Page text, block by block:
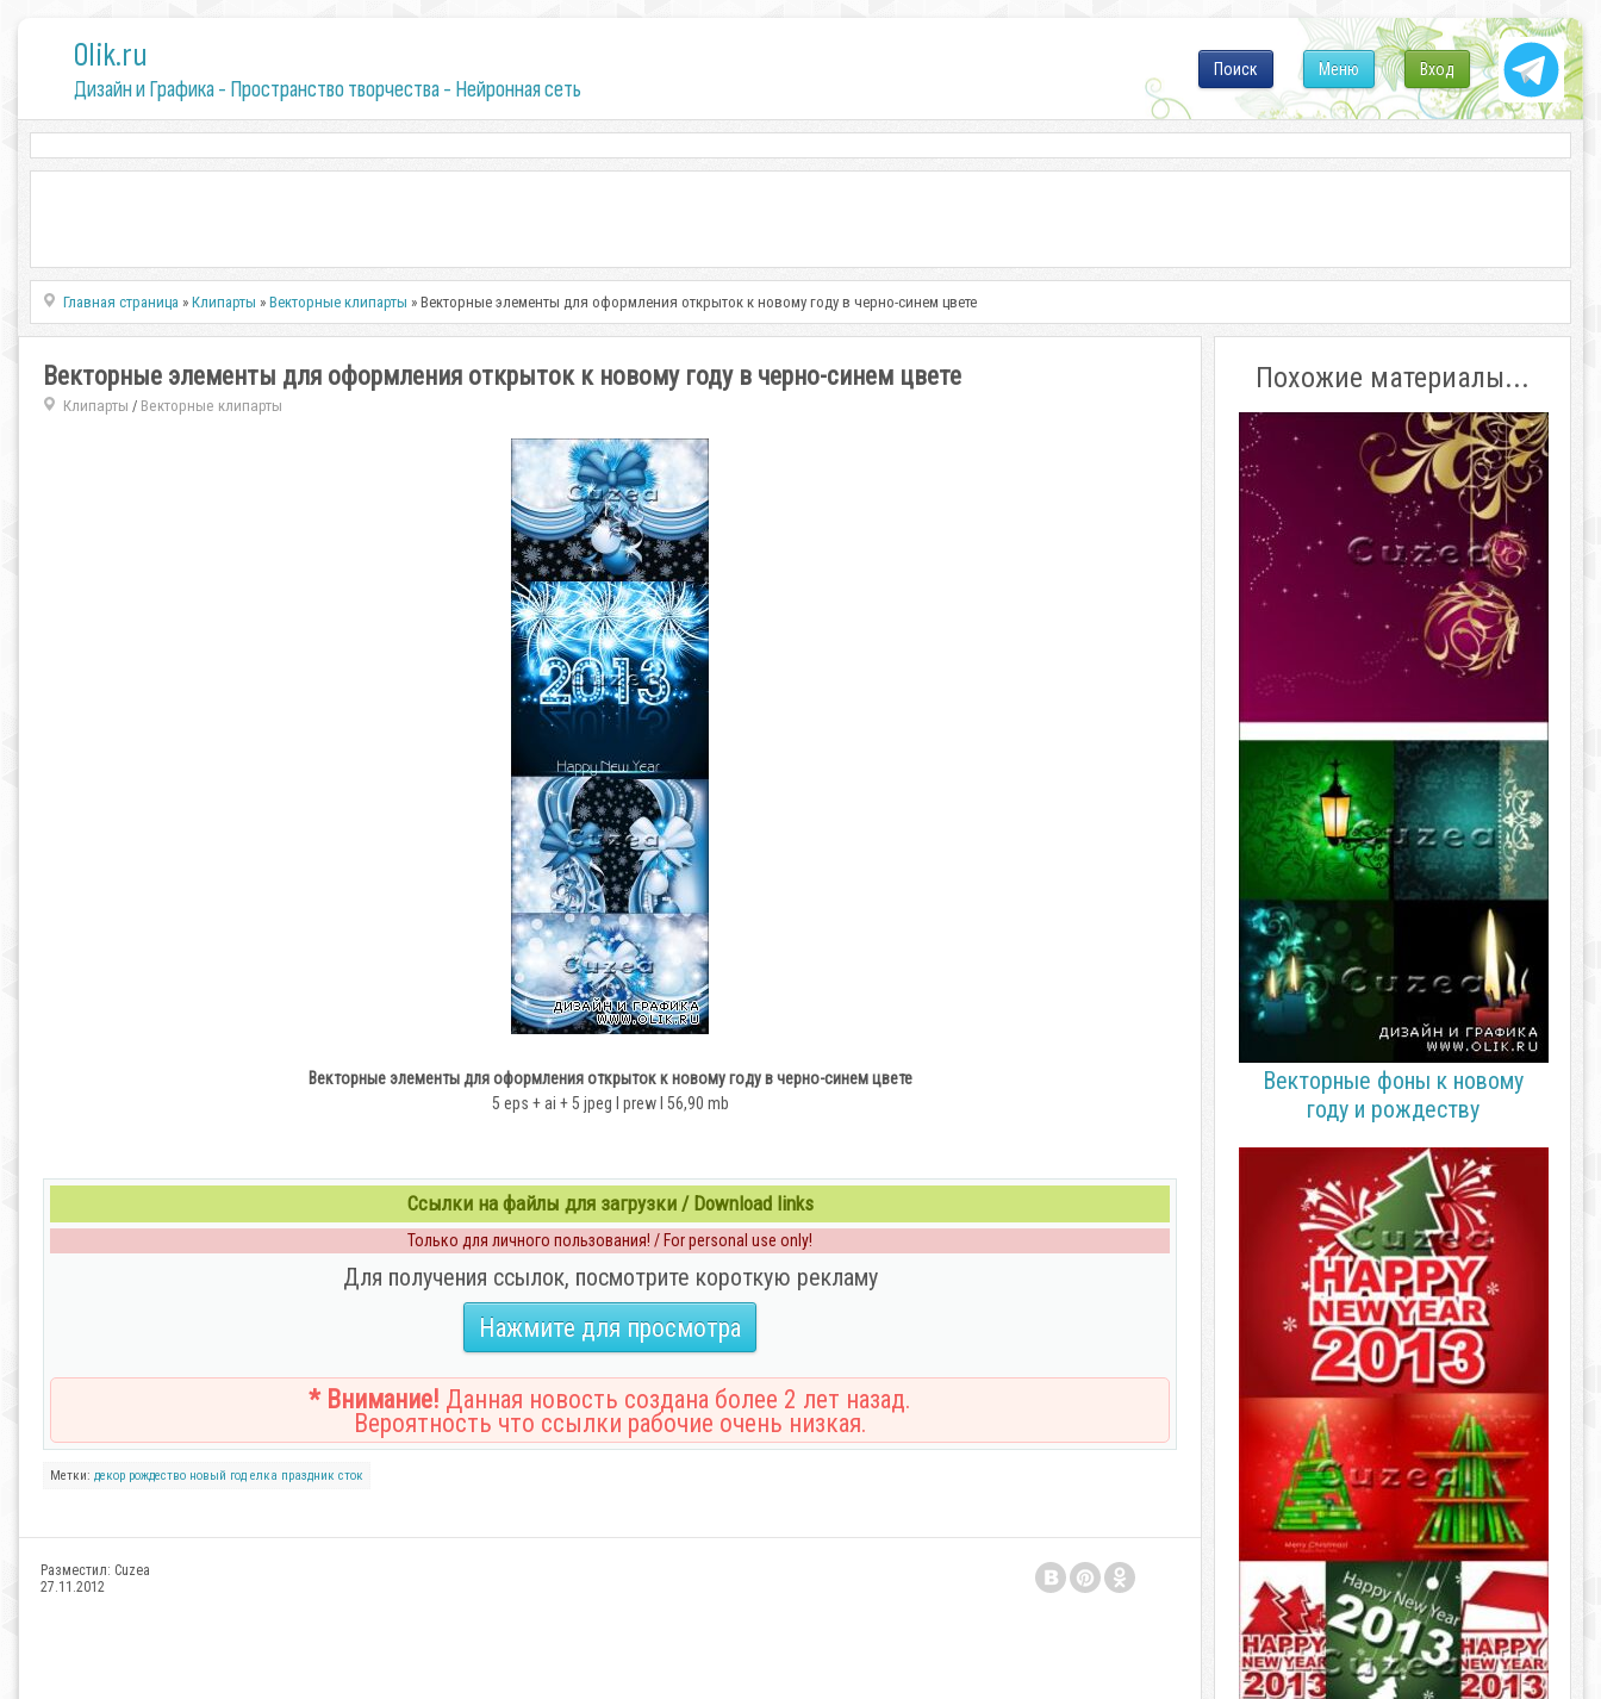
0lik.ru
Дизайн и Графика - Пространство творчества - Нейронная сеть
Вход
Меню
Поиск
Главная страница »Клипарты »Векторные клипарты » Векторные элементы для оформления открыток к новому году в черно-синем цвете
Векторные элементы для оформления открыток к новому году в черно-синем цвете
Клипарты / Векторные клипарты
Векторные элементы для оформления открыток к новому году в черно-синем цвете
5 eps + ai + 5 jpeg l prew l 56,90 mb
Ссылки на файлы для загрузки / Download links
Только для личного пользования! / For personal use only!
Для получения ссылок, посмотрите короткую рекламу
Нажмите для просмотра
* Внимание! Данная новость создана более 2 лет назад.
Вероятность что ссылки рабочие очень низкая.
Метки: декор рождество новый год елка праздник сток
Разместил: Cuzea
27.11.2012
Похожие материалы...
Векторные фоны к новому
году и рождеству